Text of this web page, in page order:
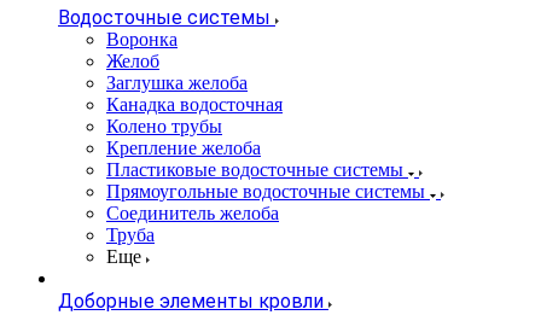
Водосточные системы
Воронка
Желоб
Заглушка желоба
Канадка водосточная
Колено трубы
Крепление желоба
Пластиковые водосточные системы
Прямоугольные водосточные системы
Соединитель желоба
Труба
Еще
Доборные элементы кровли